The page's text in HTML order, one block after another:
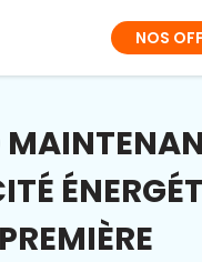
NOS
PREMIÈRE